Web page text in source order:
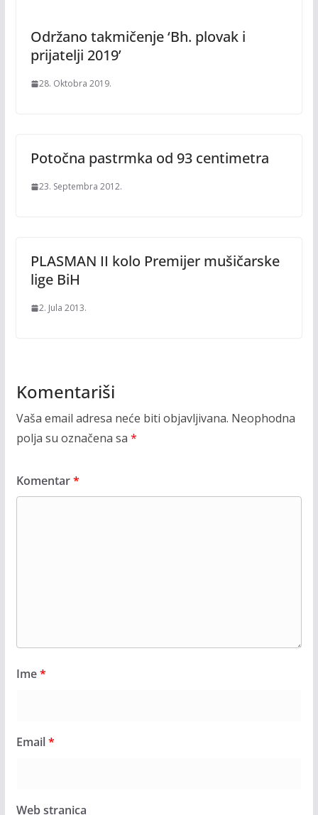
Održano takmičenje ‘Bh. plovak i
prijatelji 2019’
28. Oktobra 2019.
Potočna pastrmka od 93 centimetra
23. Septembra 2012.
PLASMAN II kolo Premijer mušičarske
lige BiH
2. Jula 2013.
Komentariši
Vaša email adresa neće biti objavljivana. Neophodna
polja su označena sa *
Komentar*
Ime*
Email*
Web stranica